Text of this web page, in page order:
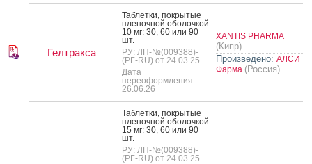
Гелтракса
Таб­летки, пок­ры­тые
пле­ноч­ной обо­лоч­кой
10 мг: 30, 60 или 90
шт.
РУ: ЛП-№(009388)-
(РГ-RU) от 24.03.25
Дата
переоформления:
26.06.26
XANTIS PHARMA
(Кипр)
Произведено: АЛСИ
Фарма (Россия)
Таб­летки, пок­ры­тые
пле­ноч­ной обо­лоч­кой
15 мг: 30, 60 или 90
шт.
РУ: ЛП-№(009388)-
(РГ-RU) от 24.03.25